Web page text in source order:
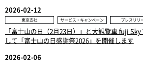
2026-02-12
東京支社 サービス・キャンペーン プレスリリ
「富士山の日（2月23日）」と大観覧車 fuji
して「富士山の日感謝祭2026」を開催します
2026-02-06